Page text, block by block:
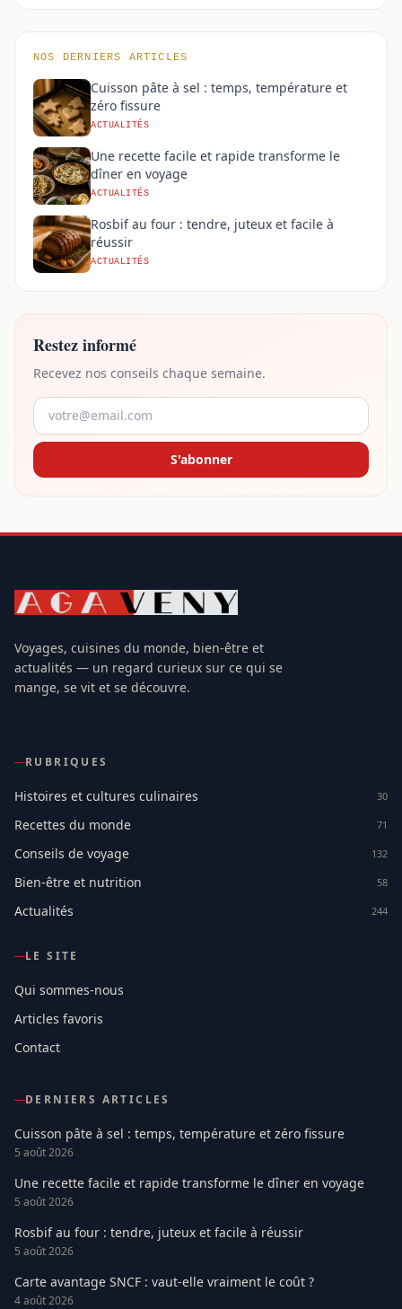
NOS DERNIERS ARTICLES
Cuisson pâte à sel : temps, température et
zéro fissure
ACTUALITÉS
Une recette facile et rapide transforme le
dîner en voyage
ACTUALITÉS
Rosbif au four : tendre, juteux et facile à
réussir
ACTUALITÉS
Restez informé
Recevez nos conseils chaque semaine.
S'abonner
Voyages, cuisines du monde, bien-être et
actualités — un regard curieux sur ce qui se
mange, se vit et se découvre.
RUBRIQUES
Histoires et cultures culinaires 30
Recettes du monde 71
Conseils de voyage 132
Bien-être et nutrition 58
Actualités 244
LE SITE
Qui sommes-nous
Articles favoris
Contact
DERNIERS ARTICLES
Cuisson pâte à sel : temps, température et zéro fissure
5 août 2026
Une recette facile et rapide transforme le dîner en voyage
5 août 2026
Rosbif au four : tendre, juteux et facile à réussir
5 août 2026
Carte avantage SNCF : vaut-elle vraiment le coût ?
4 août 2026